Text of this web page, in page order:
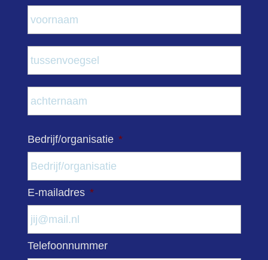
Bedrijf/organisatie *
E-mailadres *
Telefoonnummer